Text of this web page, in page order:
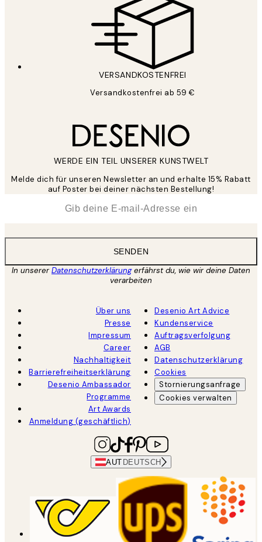
VERSANDKOSTENFREI
Versandkostenfrei ab 59 €
WERDE EIN TEIL UNSERER KUNSTWELT
Melde dich für unseren Newsletter an und erhalte 15% Rabatt
auf Poster bei deiner nächsten Bestellung!
SENDEN
In unsererDatenschutzerklärungerfährst du, wie wir deine Daten
verarbeiten
Über uns
Presse
Impressum
Career
Nachhaltigkeit
Barrierefreiheitserklärung
Desenio Ambassador
Programme
Art Awards
Anmeldung (geschäftlich)
Desenio Art Advice
Kundenservice
Auftragsverfolgung
AGB
Datenschutzerklärung
Cookies
Stornierungsanfrage
Cookies verwalten
AUT DEUTSCH